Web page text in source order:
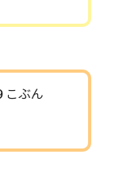
ぶん